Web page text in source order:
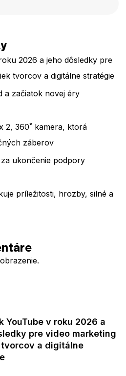
2026 a jeho dôsledky pre
tvorcov a digitálne stratégie
a začiatok novej éry
2, 360˚ kamera, ktorá
záberov
ukončenie podpory
príležitosti, hrozby, silné a
YouTube v roku 2026 a
pre video marketing
tvorcov a digitálne